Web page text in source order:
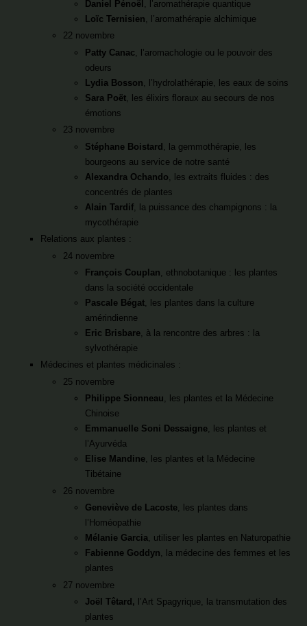
Daniel Pénoël
, l’aromathérapie quantique
Loïc Ternisien , l’aromathérapie alchimique
22 novembre
Patty Canac , l’aromachologie ou le pouvoir des
odeurs
Lydia Bosson , l’hydrolathérapie, les eaux de soins
Sara Poët , les élixirs floraux au secours de nos
émotions
23 novembre
Stéphane Boistard , la gemmothérapie, les
bourgeons au service de notre santé
Alexandra Ochando , les extraits fluides : des
concentrés de plantes
Alain Tardif , la puissance des champignons : la
mycothérapie
Relations aux plantes :
24 novembre
François Couplan, ethnobotanique : les plantes
dans la société occidentale
Pascale Bégat, les plantes dans la culture
amérindienne
Eric Brisbare, à la rencontre des arbres : la
sylvothérapie
Médecines et plantes médicinales :
25 novembre
Philippe Sionneau, les plantes et la Médecine
Chinoise
Emmanuelle Soni Dessaigne, les plantes et
l’Ayurvéda
Elise Mandine, les plantes et la Médecine
Tibétaine
26 novembre
Geneviève de Lacoste, les plantes dans
l’Homéopathie
Mélanie Garcia, utiliser les plantes en Naturopathie
Fabienne Goddyn, la médecine des femmes et les
plantes
27 novembre
Joël Têtard, l’Art Spagyrique, la transmutation des
plantes